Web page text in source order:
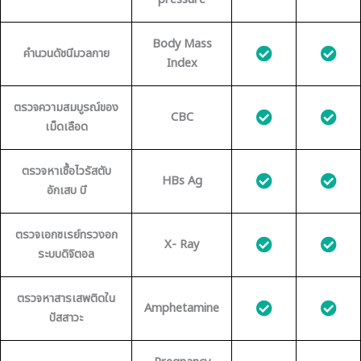
คำนวนดัชนีมวลกาย
Body Mass
Index
ตรวจความสมบูรณ์ของ
เม็ดเลือด
CBC
ตรวจหาเชื้อไวรัสตับ
อักเสบ บี
HBs Ag
ตรวจเอกซเรย์ทรวงอก
ระบบดิจิตอล
X- Ray
ตรวจหาสารเสพติดใน
ปัสสาวะ
Amphetamine